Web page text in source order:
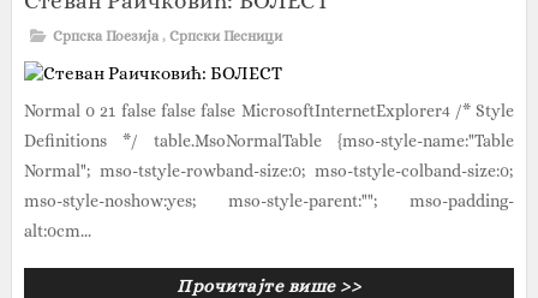
Српска Поезија , Српски Песници
Normal 0 21 false false false MicrosoftInternetExplorer4 /* Style
Definitions */ table.MsoNormalTable {mso-style-name:"Table
Normal"; mso-tstyle-rowband-size:0; mso-tstyle-colband-size:0;
mso-style-noshow:yes; mso-style-parent:""; mso-padding-
alt:0cm...
Прочитајте више >>